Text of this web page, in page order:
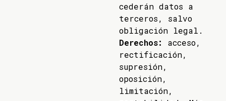
cederán datos a
terceros, salvo
obligación legal.
Derechos:
acceso,
rectificación,
supresión,
oposición,
limitación,